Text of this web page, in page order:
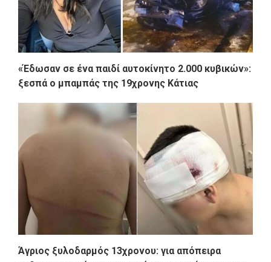
«Έδωσαν σε ένα παιδί αυτοκίνητο 2.000 κυβικών»:
ξεσπά ο μπαμπάς της 19χρονης Κάτιας
Άγριος ξυλοδαρμός 13χρονου: για απόπειρα